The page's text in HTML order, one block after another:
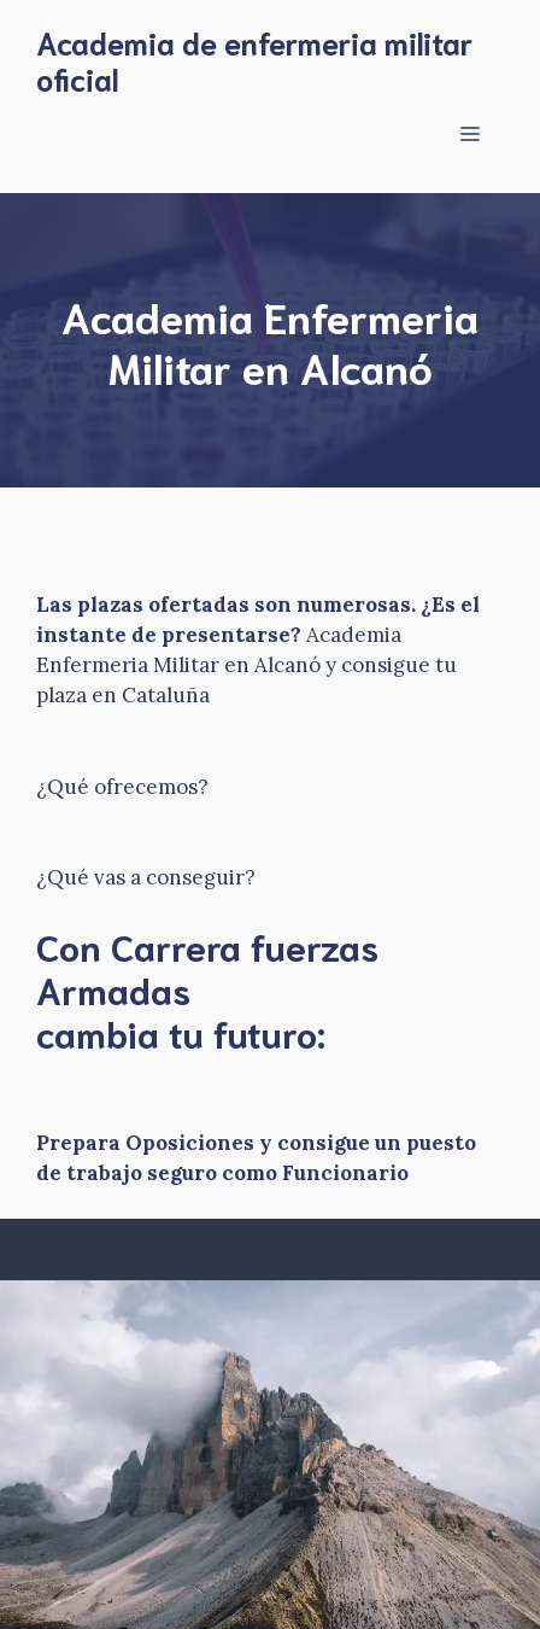
content
Academia de enfermeria militar
oficial
Menu
Academia Enfermeria
Militar en Alcanó
Las plazas ofertadas son numerosas. ¿Es el
instante de presentarse? Academia
Enfermeria Militar en Alcanó y consigue tu
plaza en Cataluña
¿Qué ofrecemos?
¿Qué vas a conseguir?
Con Carrera fuerzas
Armadas
​cambia tu futuro:
Prepara Oposiciones y consigue un puesto
de trabajo seguro como Funcionario